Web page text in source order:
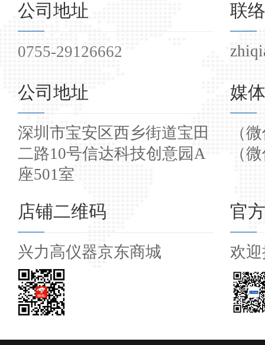
公司地址
0755-29126662
联
公司地址
深圳市宝安区西乡街道宝田
二路10号信达科技创意园A
座501室
媒
（
（
店铺二维码
兴力高仪器京东商城
官
欢